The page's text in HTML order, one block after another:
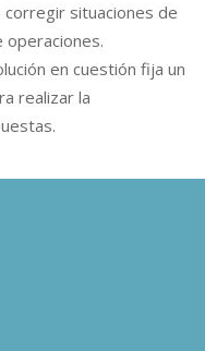
situaciones de
en cuestión fija un
realizar la